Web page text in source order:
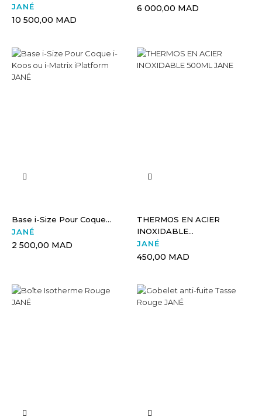
JANÉ
10 500,00 MAD
6 000,00 MAD
Base i-Size Pour Coque...
JANÉ
2 500,00 MAD
THERMOS EN ACIER
INOXIDABLE...
JANÉ
450,00 MAD